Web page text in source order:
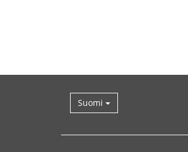
Suomi